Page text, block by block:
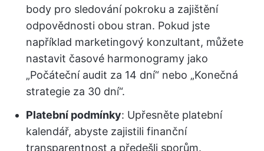
body pro sledování pokroku a zajištění
odpovědnosti obou stran. Pokud jste
například marketingový konzultant, můžete
nastavit časové harmonogramy jako
„Počáteční audit za 14 dní“ nebo „Konečná
strategie za 30 dní“.
Platební podmínky: Upřesněte platební
kalendář, abyste zajistili finanční
transparentnost a předešli sporům.